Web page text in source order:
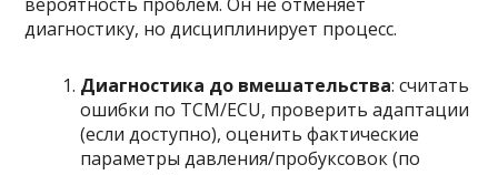
диагностику, но дисциплинирует процесс.
Диагностика до вмешательства: считать
ошибки по TCM/ECU, проверить адаптации
(если доступно), оценить фактические
параметры давления/пробуксовок (по